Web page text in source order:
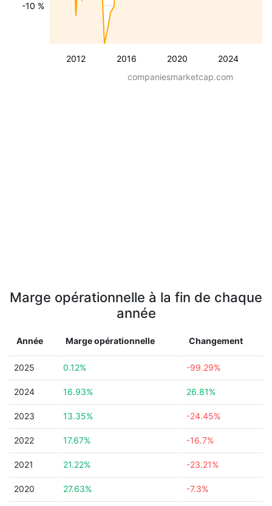
2012 2016 2020 2024
-10 %
companiesmarketcap.com
Marge opérationnelle à la fin de chaque
année
Année Marge opérationnelle Changement
2025 0.12% -99.29%
2024 16.93% 26.81%
2023 13.35% -24.45%
2022 17.67% -16.7%
2021 21.22% -23.21%
2020 27.63% -7.3%